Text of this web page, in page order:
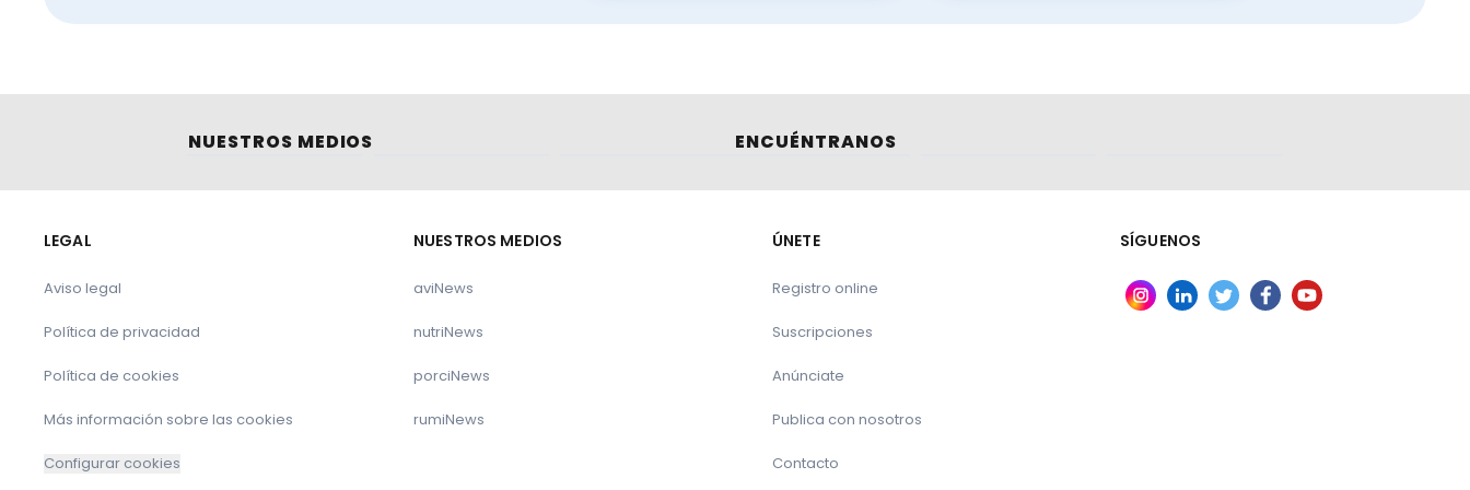
País Vasco 2.720.141 €
Comunidad Valenciana 26.655.714 €
Fuentes:
Ayudas Guerra Ucrania
Iniciado el pago de 159 millones en ayudas a los productores de leche
NUESTROS MEDIOS ENCUÉNTRANOS
LEGAL
Aviso legal
Política de privacidad
Política de cookies
Más información sobre las cookies
Configurar cookies
NUESTROS MEDIOS
aviNews
nutriNews
porciNews
rumiNews
ÚNETE
Registro online
Suscripciones
Anúnciate
Publica con nosotros
Contacto
SÍGUENOS